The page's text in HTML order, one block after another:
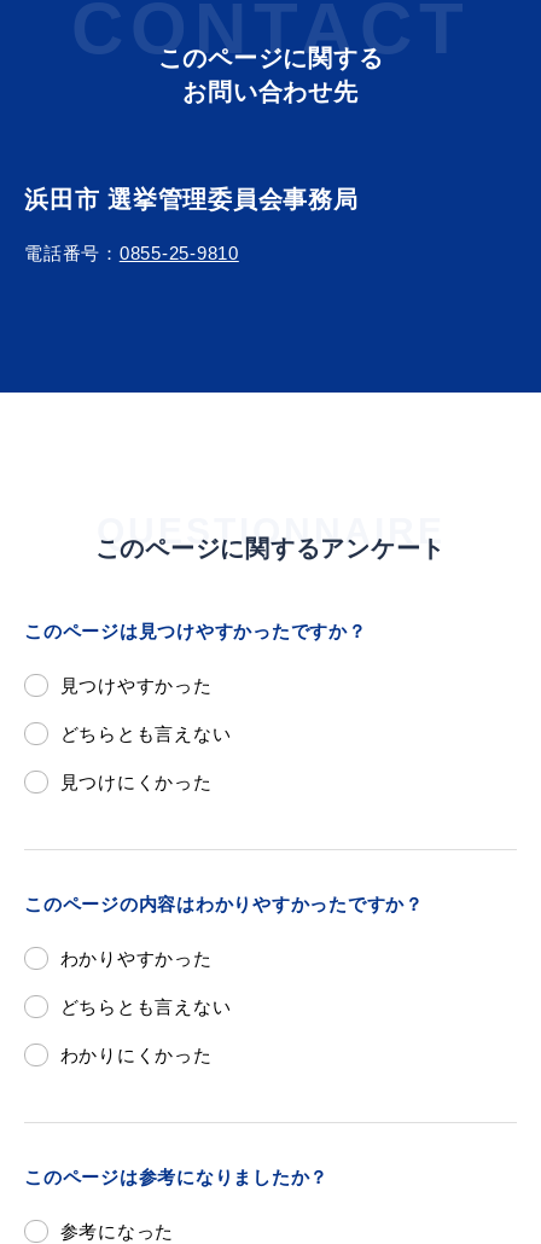
CONTACT
このページに関する
お問い合わせ先
浜田市 選挙管理委員会事務局
電話番号： 0855-25-9810
QUESTIONNAIRE
このページに関するアンケート
このページは見つけやすかったですか？
見つけやすかった
どちらとも言えない
見つけにくかった
このページの内容はわかりやすかったですか？
わかりやすかった
どちらとも言えない
わかりにくかった
このページは参考になりましたか？
参考になった